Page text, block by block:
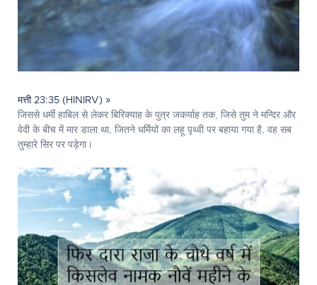
मत्ती 23:35 (HINIRV) »
जिससे धर्मी हाबिल से लेकर बिरिक्याह के पुत्र जकर्याह तक, जिसे तुम ने मन्दिर और
वेदी के बीच में मार डाला था, जितने धर्मियों का लहू पृथ्वी पर बहाया गया है, वह सब
तुम्हारे सिर पर पड़ेगा।